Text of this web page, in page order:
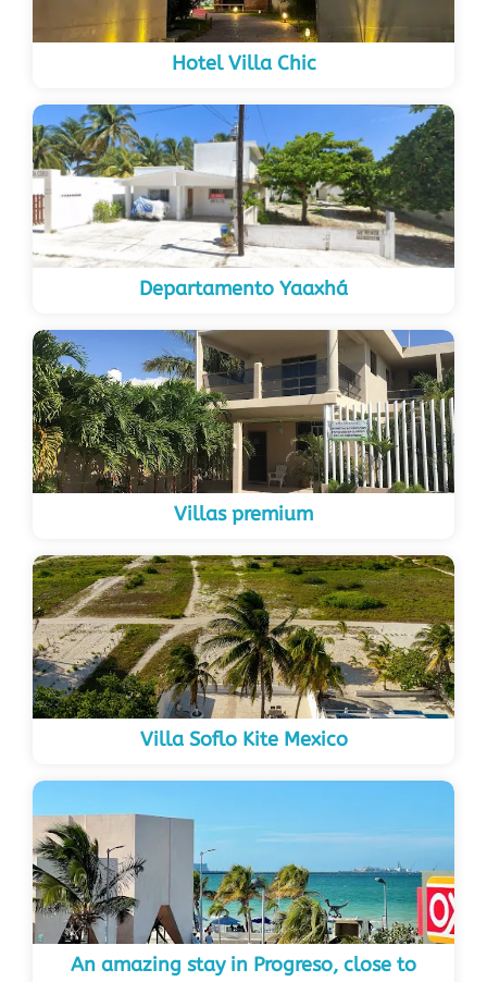
Hotel Villa Chic
Departamento Yaaxhá
Villas premium
Villa Soflo Kite Mexico
An amazing stay in Progreso, close to